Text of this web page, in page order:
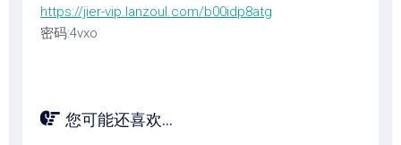
https://jier-vip.lanzoul.com/b00idp8atg
密码:4vxo
您可能还喜欢...